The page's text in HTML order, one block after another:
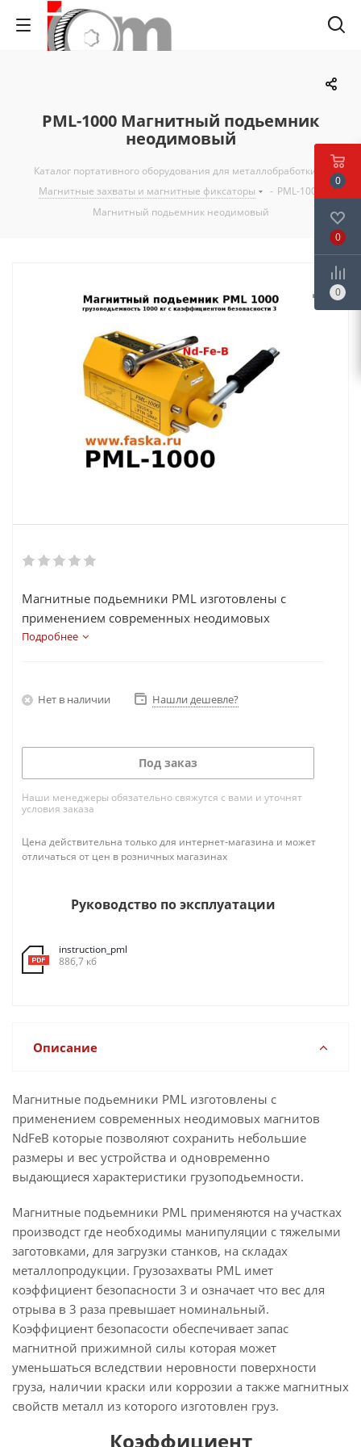
PML-1000 Магнитный подьемник
неодимовый
Каталог портативного оборудования для металлобработки
Магнитные захваты и магнитные фиксаторы
- PML-1000
Магнитный подьемник неодимовый
Магнитные подьемники PML изготовлены с
применением современных неодимовых
магнитов NdFeB которые позволяют сохранить
грузоподьемности.
Подробнее
Нет в наличии Нашли дешевле?
Под заказ
Наши менеджеры обязательно свяжутся с вами и уточнят
условия заказа
Цена действительна только для интернет-магазина и может
отличаться от цен в розничных магазинах
Руководство по эксплуатации
instruction_pml
886,7 кб
Описание
Магнитные подьемники PML изготовлены с
применением современных неодимовых магнитов
NdFeB которые позволяют сохранить небольшие
размеры и вес устройства и одновременно
выдающиеся характеристики грузоподьемности.
Магнитные подьемники PML применяются на участках
производст где необходимы манипуляции с тяжелыми
заготовками, для загрузки станков, на складах
металлопродукции. Грузозахваты PML имет
коэффициент безопасности 3 и означает что вес для
отрыва в 3 раза превышает номинальный.
Коэффициент безопасости обеспечивает запас
магнитной прижимной силы которая может
уменьшаться вследствии неровности поверхности
груза, наличии краски или коррозии а также магнитных
свойств металл из которого изготовлен груз.
Коэффициент
0
0
0